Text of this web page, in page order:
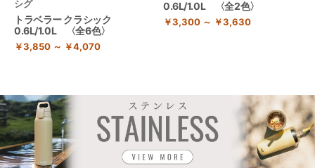
シグ
トラベラー クラシック
0.6L/1.0L 〈全6色〉
￥3,850 ～ ￥4,070
0.6L/1.0L 〈全2色〉
￥3,300 ～ ￥3,630